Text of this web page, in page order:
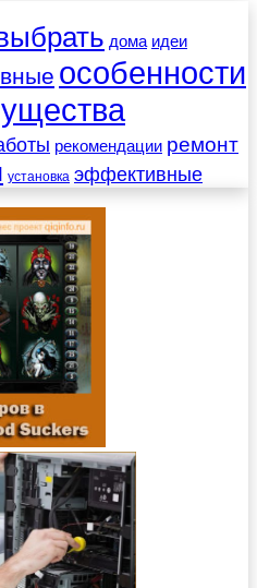
дома идеи
особенности
рекомендации ремонт
установка эффективные